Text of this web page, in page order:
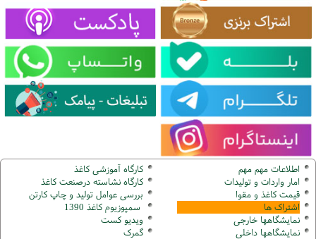
اطلاعات مهم مهم
امار واردات و تولیدات
قیمت کاغذ و مقوا
اشتراک ها
نمایشگاهها خارجی
نمایشگاهها داخلی
کارگاه آموزشی کاغذ
کارگاه نشاسته درصنعت کاغذ
بررسی عوامل تولید و چاپ کارتن
سمپوزیوم کاغذ 1390
ویدیو کست
گمرک